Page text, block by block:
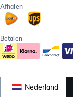
Afhalen
Betalen
Nederland